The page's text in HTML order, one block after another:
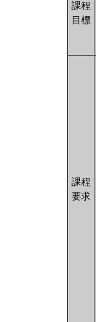
課程
目標
課程
要求